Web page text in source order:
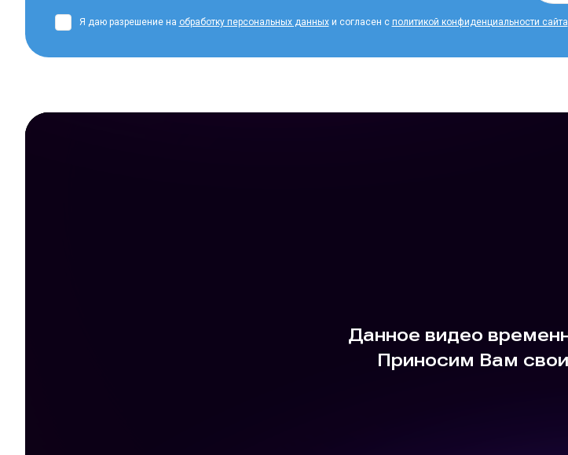
Я даю разрешение на обработку персональных данныхи согласен с политикой конфиденциальности сайта